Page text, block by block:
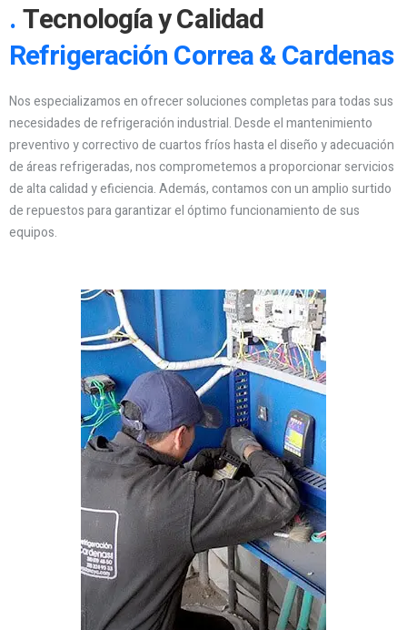
Tecnología y Calidad
Refrigeración Correa & Cardenas
Nos especializamos en ofrecer soluciones completas para todas sus
necesidades de refrigeración industrial. Desde el mantenimiento
preventivo y correctivo de cuartos fríos hasta el diseño y adecuación
de áreas refrigeradas, nos comprometemos a proporcionar servicios
de alta calidad y eficiencia. Además, contamos con un amplio surtido
de repuestos para garantizar el óptimo funcionamiento de sus
equipos.